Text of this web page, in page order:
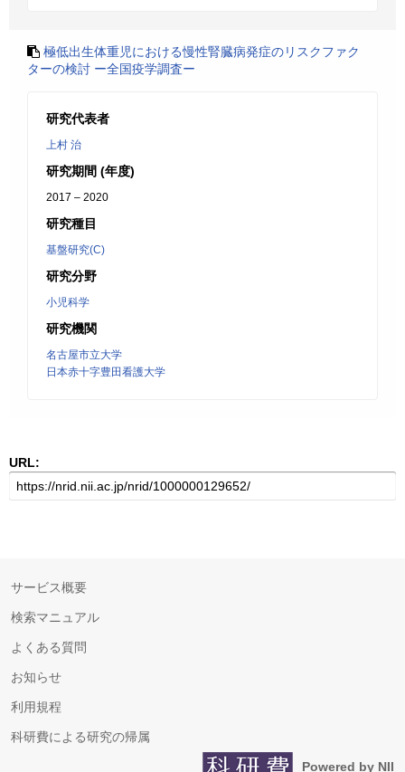
極低出生体重児における慢性腎臓病発症のリスクファク
ターの検討 ー全国疫学調査ー
研究代表者
上村 治
研究期間 (年度)
2017 – 2020
研究種目
基盤研究(C)
研究分野
小児科学
研究機関
名古屋市立大学
日本赤十字豊田看護大学
URL:
サービス概要
検索マニュアル
よくある質問
お知らせ
利用規程
科研費による研究の帰属
Powered by NII